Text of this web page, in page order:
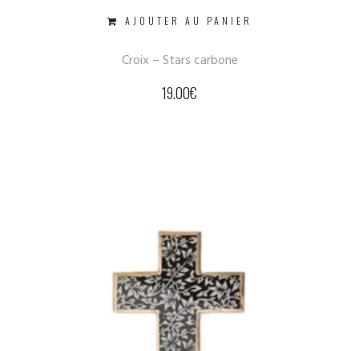
AJOUTER AU PANIER
Croix – Stars carbone
19.00€